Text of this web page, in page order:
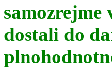
dostali do